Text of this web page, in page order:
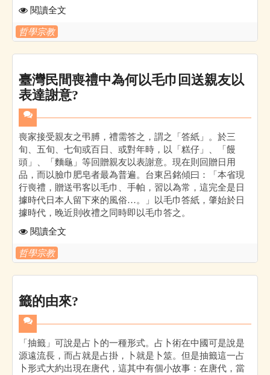
閱讀全文
哲學宗教
臺灣民間喪禮中為何以毛巾回送親友以
表達謝意?
喪家接受親友之弔膊，禮需答之，謂之「答紙」。於三
旬、五旬、七旬或百日、或對年時，以「糕仔」、「饅
頭」、「麵龜」等回贈親友以表謝意。現在則回贈日用
品，而以臉巾肥皂者最為普遍。台東呂銘傾曰：「本省現
行喪禮，贈送弔客以毛巾、手帕，習以為常，這完全是日
據時代日本人留下來的風俗…。」以毛巾答紙，肇始於日
據時代，晚近則收禮之同時即以毛巾答之。
閱讀全文
哲學宗教
籤的由來?
「抽籤」可說是占卜的一種形式。占卜術在中國可是說是
源遠流長，而占就是占掛，卜就是卜筮。但是抽籤這一占
卜形式大約出現在唐代，這其中有個小故事：在唐代，當